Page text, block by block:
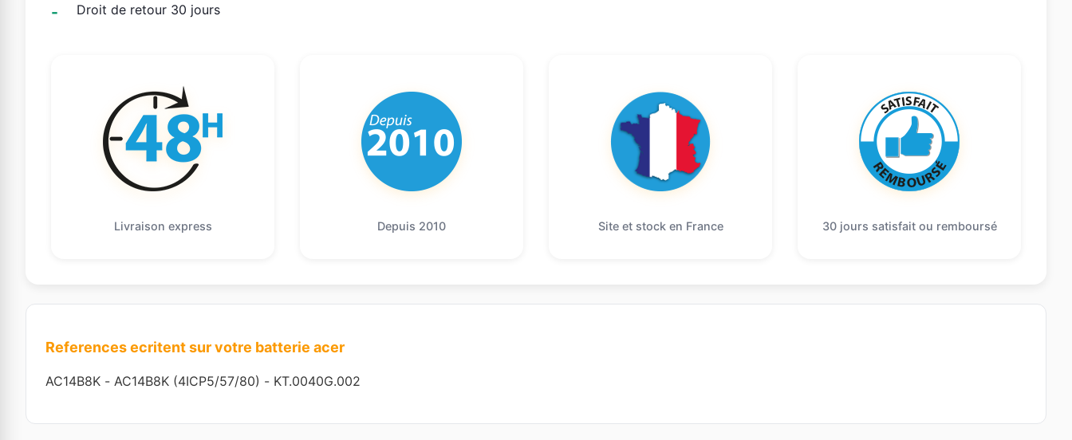
Droit de retour 30 jours
Livraison express Depuis 2010 Site et stock en France 30 jours satisfait ou remboursé
References ecritent sur votre batterie acer
AC14B8K - AC14B8K (4ICP5/57/80) - KT.0040G.002